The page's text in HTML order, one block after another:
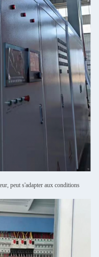
peut s'adapter aux conditions